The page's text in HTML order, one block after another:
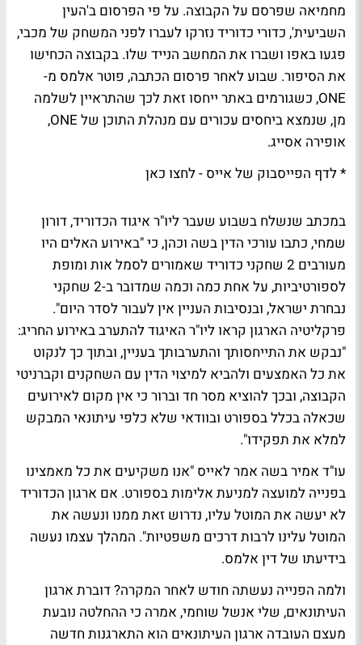
מחמיאה שפרסם על הקבוצה. על פי הפרסום ב'העין
השביעית', כדורי כדוריד נזרקו לעברו לפני המשחק של מכבי,
פגעו באפו ושברו את המחשב הנייד שלו. בקבוצה הכחישו
את הסיפור. שבוע לאחר פרסום הכתבה, פוטר אלמס מ-
ONE, כשגורמים באתר ייחסו זאת לכך שהתראיין לשלמה
מן, שנמצא ביחסים עכורים עם מנהלת התוכן של ONE,
אופירה אסייג.
* לדף הפייסבוק של אייס - לחצו כאן
במכתב שנשלח בשבוע שעבר ליו"ר איגוד הכדוריד, דורון
שמחי, כתבו עורכי הדין בשה וכהן, כי "באירוע האלים היו
מעורבים 2 שחקני כדוריד שאמורים לסמל אות ומופת
לספורטיביות, על אחת כמה וכמה שמדובר ב-2 שחקני
נבחרת ישראל, ובנסיבות העניין אין לעבור לסדר היום".
פרקליטיה הארגון קראו ליו"ר האיגוד להתערב באירוע החריג:
"נבקש את התייחסותך והתערבותך בעניין, ובתוך כך לנקוט
את כל האמצעים ולהביא למיצוי הדין עם השחקנים וקברניטי
הקבוצה, ובכך להוציא מסר חד וברור כי אין מקום לאירועים
שכאלה בכלל בספורט ובוודאי שלא כלפי עיתונאי המבקש
למלא את תפקידו".
עו"ד אמיר בשה אמר לאייס "אנו משקיעים את כל מאמצינו
בפנייה למועצה למניעת אלימות בספורט. אם ארגון הכדוריד
לא יעשה את המוטל עליו, נדרוש זאת ממנו ונעשה את
המוטל עלינו לרבות דרכים משפטיות". המהלך עצמו נעשה
בידיעתו של דין אלמס.
ולמה הפנייה נעשתה חודש לאחר המקרה? דוברת ארגון
העיתונאים, שלי אנשל שוחמי, אמרה כי ההחלטה נובעת
מעצם העובדה ארגון העיתונאים הוא התארגנות חדשה